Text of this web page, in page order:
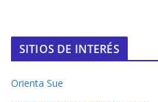
SITIOS DE INTERÉS
Orienta Sue